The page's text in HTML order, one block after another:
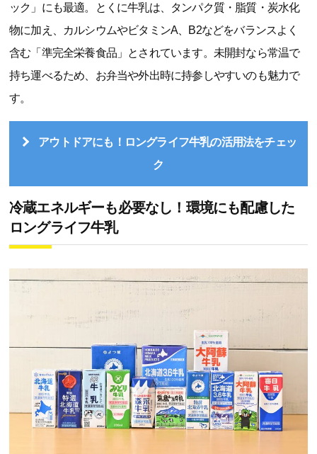
ック」にも最適。とくに牛乳は、タンパク質・脂質・炭水化
物に加え、カルシウムやビタミンA、B2などをバランスよく
含む「準完全栄養食品」とされています。未開封なら常温で
持ち運べるため、お弁当や外出時に持参しやすいのも魅力で
す。
アウトドアにも！ロングライフ牛乳の活用法をチェッ
ク
冷蔵エネルギーも必要なし！環境にも配慮した
ロングライフ牛乳